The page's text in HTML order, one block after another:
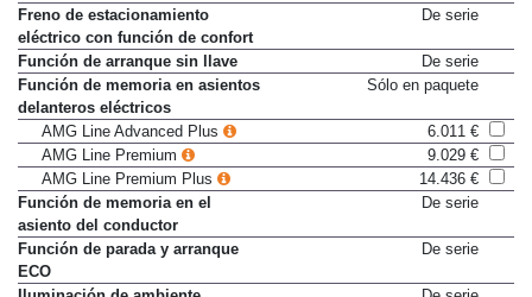
Filtro de carbón activo
De serie
Freno de estacionamiento
eléctrico con función de confort
Función de arranque sin llave
De serie
Función de memoria en asientos
delanteros eléctricos
AMG Line Advanced Plus
6.011 €
AMG Line Premium
9.029 €
AMG Line Premium Plus
14.436 €
Función de memoria en el
asiento del conductor
Función de parada y arranque
ECO